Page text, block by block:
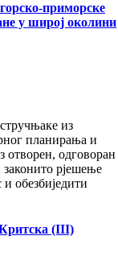
приморске
у широј околини
из
планирања и
отворен, одговоран
рјешење
обезбиједити
(III)